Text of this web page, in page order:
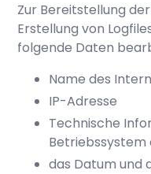
Zur Bereitstellung
Erstellung von
folgende Daten
Name des
IP-Adresse
Technische
Betriebssystem
das Datum und